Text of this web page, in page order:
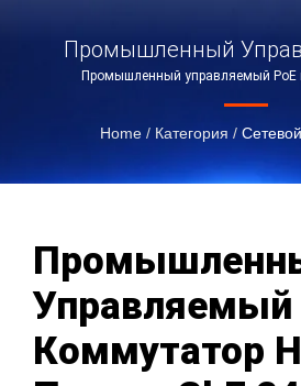
Промышленный
Коммутатор На 10
24~57VDC
Промышленный управляемый PoE
Home / Категория /
Управляемый
Коммутатор